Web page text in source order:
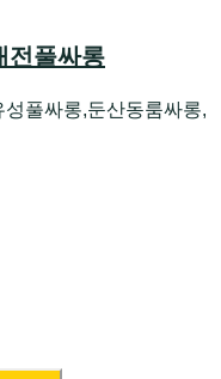
전풀싸롱
풀싸롱,둔산동룸싸롱,